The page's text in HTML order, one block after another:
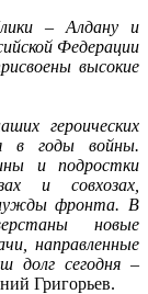
– Алдану и
Федерации
высокие
героических
в годы войны.
и подростки
и совхозах,
нужды фронта. В
новые
направленные
долг сегодня –
Григорьев.